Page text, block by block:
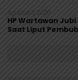
Agustus 3, 2026
HP Wartawan
Saat Liput